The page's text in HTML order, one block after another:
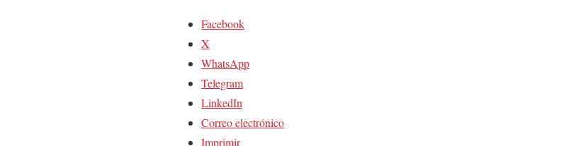
Facebook
X
WhatsApp
Telegram
LinkedIn
Correo electrónico
Imprimir